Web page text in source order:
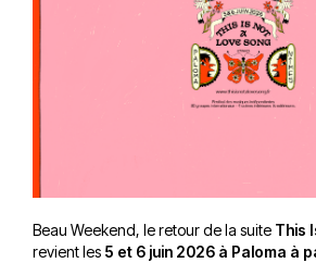
Beau Weekend, le retour de la suite This
revient les 5 et 6 juin 2026 à Paloma à